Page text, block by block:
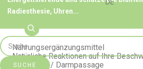
DE
SUCHE
Radiesthesie, Uhren...
Nahrungsergänzungsmittel
Natürliche Reaktionen auf Ihre
Verdauung / Darmpassage